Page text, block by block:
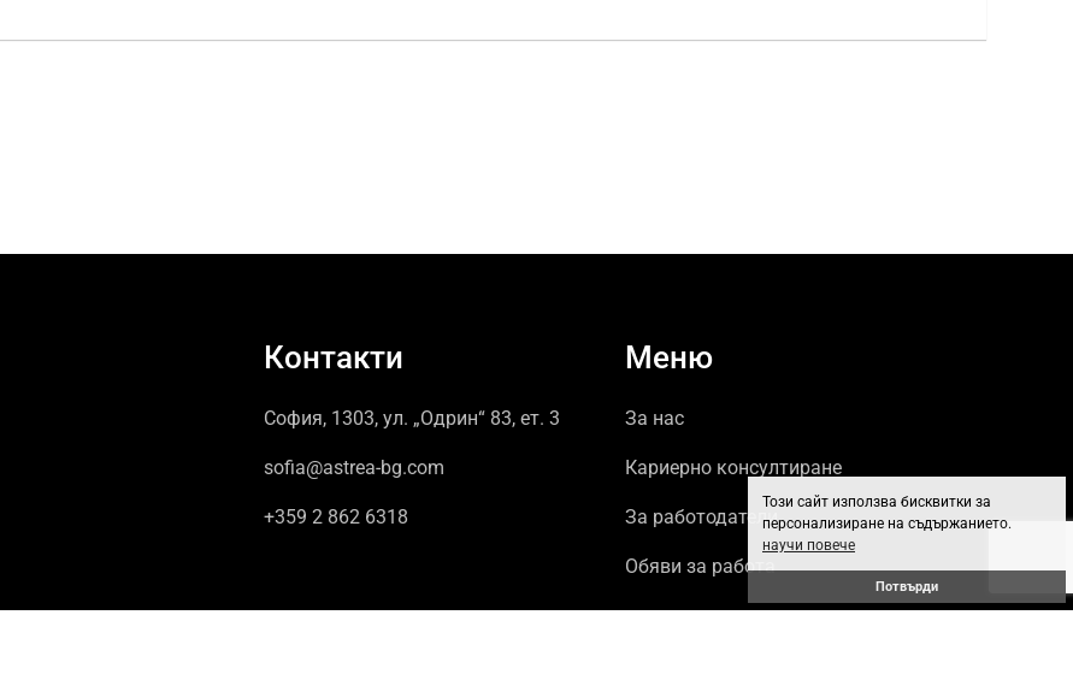
Този сайт използва бисквитки за
персонализиране на съдържанието.
научи повече
Потвърди
Контакти
София, 1303, ул. „Одрин“ 83, ет. 3
sofia@astrea-bg.com
+359 2 862 6318
Меню
За нас
Кариерно консултиране
За работодатели
Обяви за работа